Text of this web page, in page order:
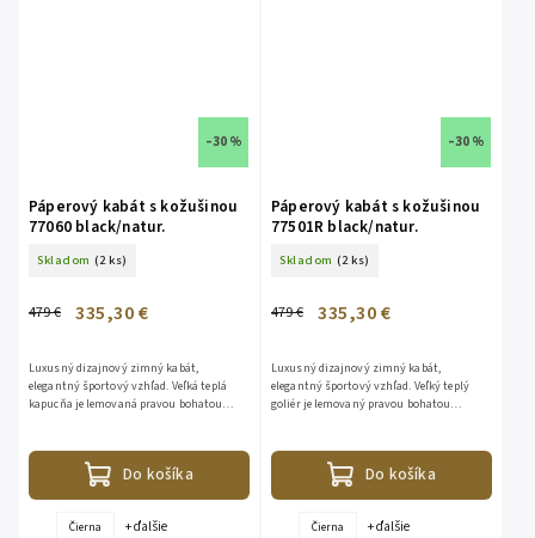
–30 %
Páperový kabát s kožušinou
77060 black/natur.
Skladom (2 ks)
479 € 335,30 €
Do košíka
Luxusný dizajnový zimný kabát,
elegantný športový vzhľad. Veľká teplá
kapucňa je lemovaná pravou bohatou
Čierna + ďalšie
–30 %
Páperový kabát s kožušinou
77501R black/natur.
Skladom (2 ks)
479 € 335,30 €
Do košíka
Luxusný dizajnový zimný kabát,
elegantný športový vzhľad. Veľký teplý
goliér je lemovaný pravou bohatou
veľkej...
Čierna + ďalšie